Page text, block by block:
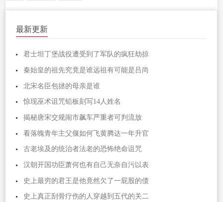
最新更新
君士坦丁堡战役遭受到了军队的疯狂劫掠
秦始皇的祖先究竟是谁远祖有可能是吕尚
北宋名臣包拯的母亲是谁
惊现巫术诅咒铅板刻写14人姓名
揭秘唐宋交规闹市飙车严重者可判流放
看落魄青年主父偃如何飞黄腾达一年升官
古老埃及的统治者法老的恐怖绝命诅咒
汉朝开国功臣萧何也有自己无奈自污以表
史上最穷的君王是他竟然欠了一屁股的债
史上真正刮骨疗伤的人穿越到五代的关二